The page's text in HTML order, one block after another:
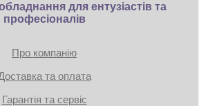
для ентузіастів та
професіоналів
Про компанію
та оплата
Гарантія та сервіс